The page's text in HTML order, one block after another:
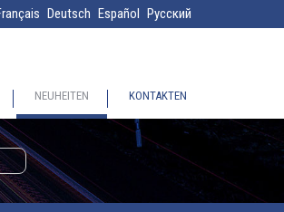
Deutsch Español Русский
NEUHEITEN KONTAKTEN